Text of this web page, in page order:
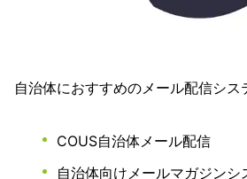
自治体におすすめのメール配信シス
COUS自治体メール配信
自治体向けメールマガジンシ